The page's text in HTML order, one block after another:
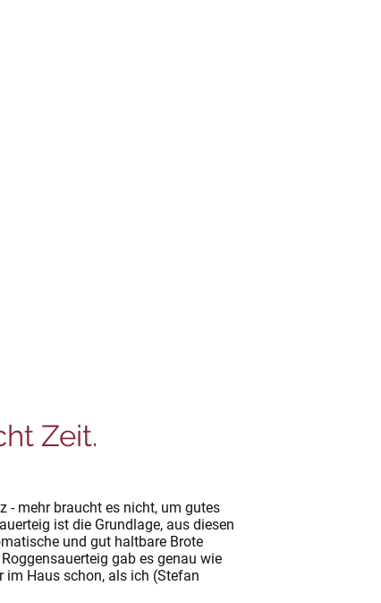
Zeit.
- mehr braucht es nicht, um gutes
ist die Grundlage, aus diesen
und gut haltbare Brote
gab es genau wie
im Haus schon, als ich (Stefan